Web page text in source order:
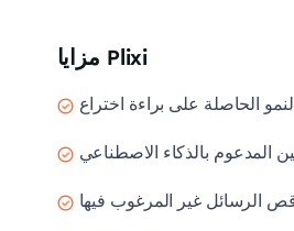
مزايا Plixi
الحاصلة على براءة اختراع
المدعوم بالذكاء الاصطناعي